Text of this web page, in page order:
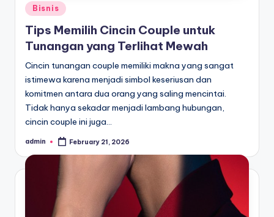
Posted
Bisnis
Tips Memilih Cincin Couple untuk
Tunangan yang Terlihat Mewah
Cincin tunangan couple memiliki makna yang sangat
istimewa karena menjadi simbol keseriusan dan
komitmen antara dua orang yang saling mencintai.
Tidak hanya sekadar menjadi lambang hubungan,
cincin couple ini juga…
Posted
admin February 21, 2026